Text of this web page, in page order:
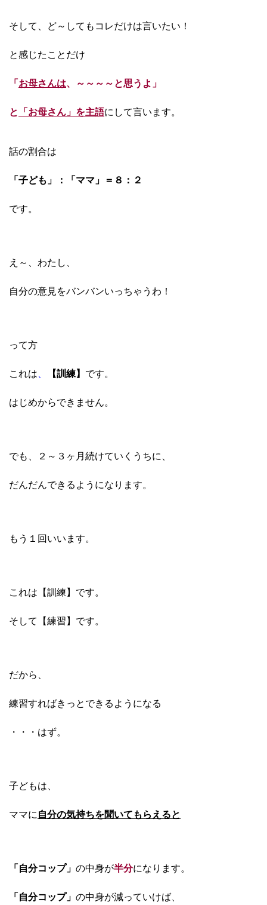
そして、ど～してもコレだけは言いたい！
と感じたことだけ
「 お母さんは、～～～～と思うよ」
と 「お母さん」を主語にして言います。
話の割合は
「子ども」：「ママ」＝８：２
です。
え～、わたし、
自分の意見をバンバンいっちゃうわ！
って方
これは 【訓練】 です。
はじめからできません。
でも、２～３ヶ月続けていくうちに、
だんだんできるようになります。
もう１回いいます。
これは 【訓練】 です。
そして 【練習】 です。
だから、
練習すればきっとできるようになる
・・・はず。
子どもは、
ママに 自分の気持ちを聞いてもらえると
「自分コップ」 の中身が半分になります。
「自分コップ」 の中身が減っていけば、